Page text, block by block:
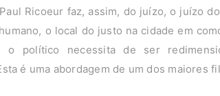
Ricoeur faz, assim, do juízo, o juízo
o local do justo na cidade em
o político necessita de ser
é uma abordagem de um dos maiores